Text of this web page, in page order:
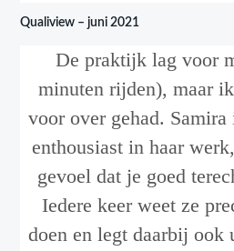
Qualiview – juni 2021
De praktijk lag voor
minuten rijden), maar
voor over gehad. Samira
enthousiast in haar
gevoel dat je goed
Iedere keer weet ze
doen en legt daarbij ook